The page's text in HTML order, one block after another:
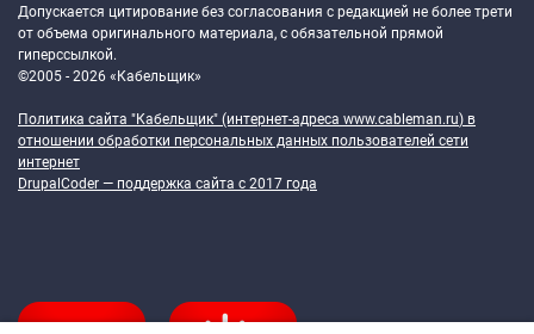
Допускается цитирование без согласования с редакцией не более трети
от объема оригинального материала, с обязательной прямой
гиперссылкой.
©2005 - 2026 «Кабельщик»
Политика сайта "Кабельщик" (интернет-адреса www.cableman.ru) в
отношении обработки персональных данных пользователей сети
интернет
DrupalCoder — поддержка сайта c 2017 года